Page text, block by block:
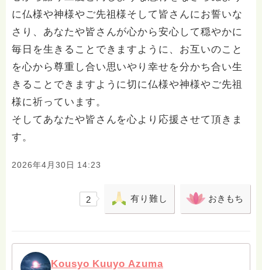
に仏様や神様やご先祖様そして皆さんにお誓いな
さり、あなたや皆さんが心から安心して穏やかに
毎日を生きることできますように、お互いのこと
を心から尊重し合い思いやり幸せを分かち合い生
きることできますように切に仏様や神様やご先祖
様に祈っています。
そしてあなたや皆さんを心より応援させて頂きま
す。
2026年4月30日 14:23
2 有り難し おきもち
Kousyo Kuuyo Azuma